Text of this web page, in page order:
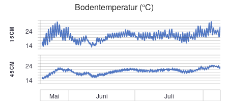
Bodentemperatur (°C)
15CM
14
24
45CM
14
24
Mai Juni
Juli